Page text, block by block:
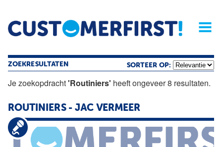
Home Opinie Archief
Magazine
ZOEKRESULTATEN SORTEER OP:
Je zoekopdracht'Routiniers' heeft ongeveer 8 resultaten.
ROUTINIERS- JAC VERMEER